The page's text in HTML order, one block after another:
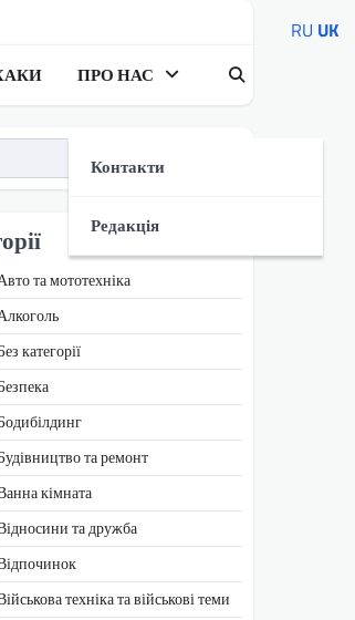
ПРО НАС
Контакти
Редакція
та мототехніка
категорії
та ремонт
кімната
та дружба
техніка та військові теми
RU UK